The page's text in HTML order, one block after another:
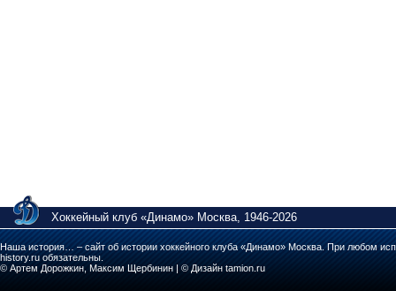
Хоккейный клуб «Динамо» Москва, 1946-2026
Наша история… – сайт об истории хоккейного клуба «Динамо» Москва. При любом
history.ru обязательны.
© Артем Дорожкин, Максим Щербинин | © Дизайн tamion.ru